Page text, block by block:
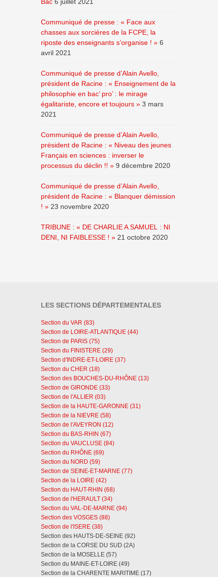
Communiqué de presse : « Face aux
chasses aux sorcières de la FCPE, la
riposte des enseignants s’organise ! » 6
avril 2021
Communiqué de presse d’Alain Avello,
président de Racine : « Enseignement de la
philosophie en bac’ pro’ : le mirage
égalitariste, encore et toujours » 3 mars
2021
Communiqué de presse d’Alain Avello,
président de Racine : « Niveau des jeunes
Français en sciences : inverser le
processus du déclin !! » 9 décembre 2020
Communiqué de presse d’Alain Avello,
président de Racine : « Blanquer démission
! » 23 novembre 2020
TRIBUNE : « DE CHARLIE A SAMUEL : NI
DENI, NI FAIBLESSE ! » 21 octobre 2020
LES SECTIONS DÉPARTEMENTALES
Section du VAR (83)
Section de LOIRE-ATLANTIQUE (44)
Section de PARIS (75)
Section du FINISTERE (29)
Section d'INDRE-ET-LOIRE (37)
Section du CHER (18)
Section des BOUCHES-DU-RHÔNE (13)
Section de GIRONDE (33)
Section de l'ALLIER (03)
Section de la HAUTE-GARONNE (31)
Section de la NIEVRE (58)
Section de l'AVEYRON (12)
Section du BAS-RHIN (67)
Section du VAUCLUSE (84)
Section du RHÔNE (69)
Section du NORD (59)
Section de SEINE-ET-MARNE (77)
Section de la LOIRE (42)
Section du HAUT-RHIN (68)
Section de l'HERAULT (34)
Section du VAL-DE-MARNE (94)
Section des VOSGES (88)
Section de l'ISERE (38)
Section des HAUTS-DE-SEINE (92)
Section de la CORSE DU SUD (2A)
Section de la MOSELLE (57)
Section du MAINE-ET-LOIRE (49)
Section de la CHARENTE MARITIME (17)